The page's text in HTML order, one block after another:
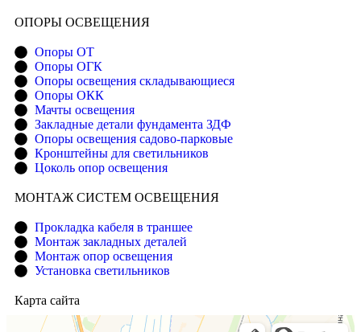
ОПОРЫ ОСВЕЩЕНИЯ
Опоры ОТ
Опоры ОГК
Опоры освещения складывающиеся
Опоры ОКК
Мачты освещения
Закладные детали фундамента ЗДФ
Опоры освещения садово-парковые
Кронштейны для светильников
Цоколь опор освещения
МОНТАЖ СИСТЕМ ОСВЕЩЕНИЯ
Прокладка кабеля в траншее
Монтаж закладных деталей
Монтаж опор освещения
Установка светильников
Карта сайта